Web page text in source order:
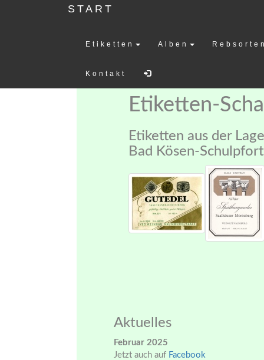
START
Etiketten Alben
Kontakt
Etiketten-
Etiketten aus der
Bad Kösen-
Aktuelles
Februar 2025
Jetzt auch auf Facebook